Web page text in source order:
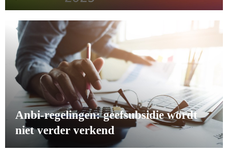
Anbi-regelingen: geefsubsidie wordt
niet verder verkend